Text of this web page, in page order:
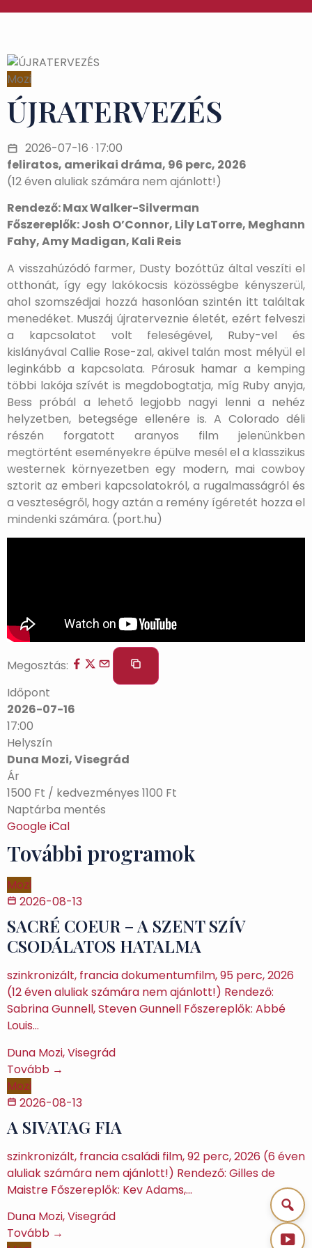
Mozi
ÚJRATERVEZÉS
2026-07-16 · 17:00
feliratos, amerikai dráma, 96 perc, 2026
(12 éven aluliak számára nem ajánlott!)
Rendező: Max Walker-Silverman
Főszereplők: Josh O’Connor, Lily LaTorre, Meghann
Fahy, Amy Madigan, Kali Reis
A visszahúzódó farmer, Dusty bozóttűz által veszíti el
otthonát, így egy lakókocsis közösségbe kényszerül,
ahol szomszédjai hozzá hasonlóan szintén itt találtak
menedéket. Muszáj újraterveznie életét, ezért felveszi
a kapcsolatot volt feleségével, Ruby-vel és
kislányával Callie Rose-zal, akivel talán most mélyül el
leginkább a kapcsolata. Párosuk hamar a kemping
többi lakója szívét is megdobogtatja, míg Ruby anyja,
Bess próbál a lehető legjobb nagyi lenni a nehéz
helyzetben, betegsége ellenére is. A Colorado déli
részén forgatott aranyos film jelenünkben
megtörtént eseményekre épülve mesél el a klasszikus
westernek környezetben egy modern, mai cowboy
sztorit az emberi kapcsolatokról, a rugalmasságról és
a veszteségről, hogy aztán a remény ígéretét hozza el
mindenki számára. (port.hu)
Megosztás:
Időpont
2026-07-16
17:00
Helyszín
Duna Mozi, Visegrád
Ár
1500 Ft / kedvezményes 1100 Ft
Naptárba mentés
GoogleiCal
További programok
Mozi
2026-08-13
SACRÉ COEUR – A SZENT SZÍV
CSODÁLATOS HATALMA
szinkronizált, francia dokumentumfilm, 95 perc, 2026
(12 éven aluliak számára nem ajánlott!) Rendező:
Sabrina Gunnell, Steven Gunnell Főszereplők: Abbé
Louis…
Duna Mozi, Visegrád
Tovább →
Mozi
2026-08-13
A SIVATAG FIA
szinkronizált, francia családi film, 92 perc, 2026 (6 éven
aluliak számára nem ajánlott!) Rendező: Gilles de
Maistre Főszereplők: Kev Adams,…
Duna Mozi, Visegrád
Tovább →